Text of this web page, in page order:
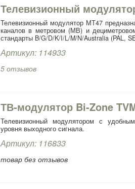
Телевизионный
Телевизионный модулятор МТ47
каналов в метровом (МВ) и
стандарты B/G/D/K/I/L/M/N/Australia (PAL,
Артикул: 114933
5 отзывов
ТВ-модулятор Bi-Zone
Телевизионный модулятором с
уровня выходного сигнала.
Артикул: 116833
товар без отзывов